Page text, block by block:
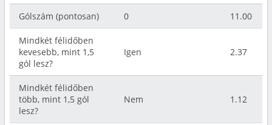
Gólszám (pontosan) 0 11.00
Mindkét félidőben
kevesebb, mint 1,5
gól lesz?
Igen 2.37
Mindkét félidőben
több, mint 1,5 gól
lesz?
Nem 1.12